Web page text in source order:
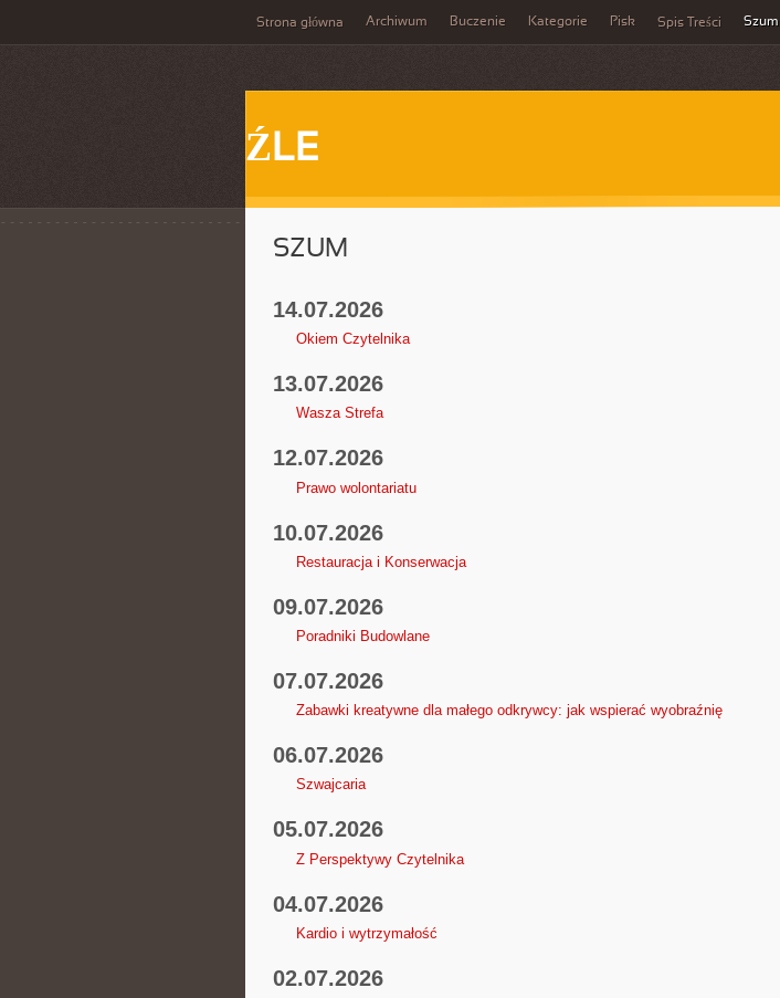
Strona główna Archiwum Buczenie Kategorie Pisk Spis Treści Szum
ŹLE
SZUM
14.07.2026
Okiem Czytelnika
13.07.2026
Wasza Strefa
12.07.2026
Prawo wolontariatu
10.07.2026
Restauracja i Konserwacja
09.07.2026
Poradniki Budowlane
07.07.2026
Zabawki kreatywne dla małego odkrywcy: jak wspierać wyobraźnię
06.07.2026
Szwajcaria
05.07.2026
Z Perspektywy Czytelnika
04.07.2026
Kardio i wytrzymałość
02.07.2026